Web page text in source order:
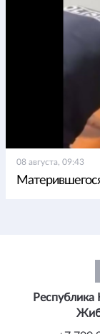
08 августа, 09:43
Республика